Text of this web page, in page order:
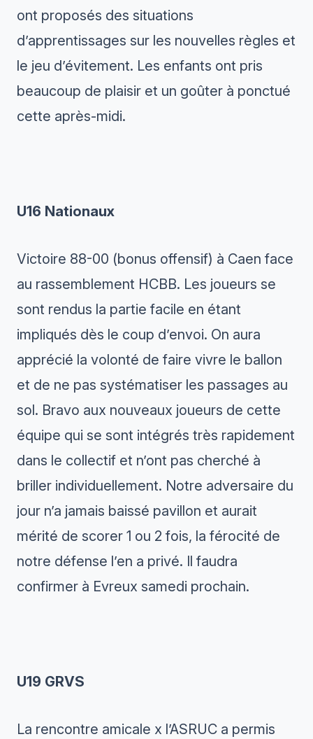
ont proposés des situations
d’apprentissages sur les nouvelles règles et
le jeu d’évitement. Les enfants ont pris
beaucoup de plaisir et un goûter à ponctué
cette après-midi.
U16 Nationaux
Victoire 88-00 (bonus offensif) à Caen face
au rassemblement HCBB. Les joueurs se
sont rendus la partie facile en étant
impliqués dès le coup d’envoi. On aura
apprécié la volonté de faire vivre le ballon
et de ne pas systématiser les passages au
sol. Bravo aux nouveaux joueurs de cette
équipe qui se sont intégrés très rapidement
dans le collectif et n’ont pas cherché à
briller individuellement. Notre adversaire du
jour n’a jamais baissé pavillon et aurait
mérité de scorer 1 ou 2 fois, la férocité de
notre défense l’en a privé. Il faudra
confirmer à Evreux samedi prochain.
U19 GRVS
La rencontre amicale x l’ASRUC a permis